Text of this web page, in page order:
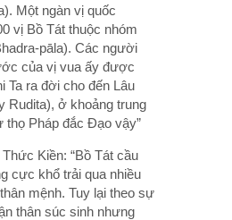
Một ngàn vị quốc
vị Bồ Tát thuộc nhóm
pāla). Các người
của vị vua ấy được
Ta ra đời cho đến Lâu
Rudita), ở khoảng trung
thọ Pháp đắc Đạo vậy”
Thức Kiền: “Bồ Tát cầu
cực khổ trải qua nhiều
mệnh. Tuy lại theo sự
thân súc sinh nhưng